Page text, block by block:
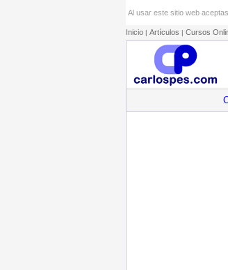
Al usar este sitio web
Inicio | Artículos | Cursos